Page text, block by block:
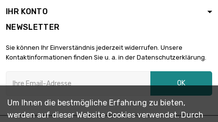
Gewicht : 5 000gr
(10kg)
IHR KONTO
NEWSLETTER
Sie können Ihr Einverständnis jederzeit widerrufen. Unsere
Kontaktinformationen finden Sie u. a. in der Datenschutzerklärung.
OK
Um Ihnen die bestmögliche Erfahrung zu bieten,
werden auf dieser Website Cookies verwendet. Durch